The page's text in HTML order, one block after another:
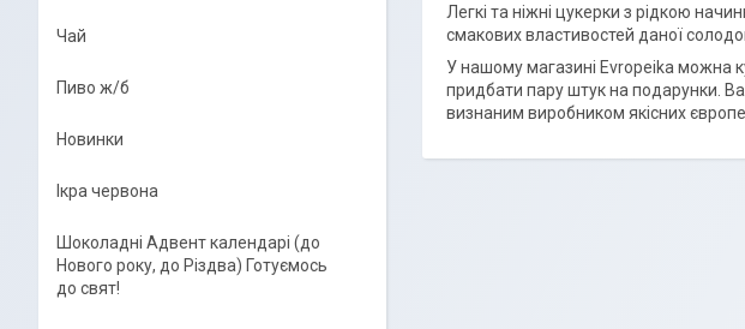
Легкі та ніжні цукерки з рідкою
смакових властивостей даної
У нашому магазині Evropeika можна
придбати пару штук на подарунки.
визнаним виробником якісних
Чай
Пиво ж/б
Новинки
Ікра червона
Шоколадні Адвент календарі (до
Нового року, до Різдва) Готуємось
до свят!